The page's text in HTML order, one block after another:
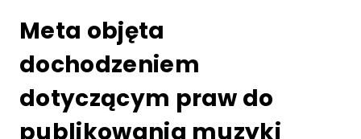
Meta objęta
dochodzeniem
dotyczącym praw do
publikowania muzyki